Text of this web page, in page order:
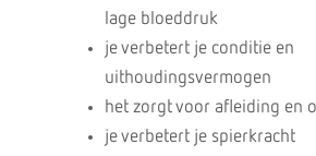
lage bloeddruk
je verbetert je conditie en
uithoudingsvermogen
het zorgt voor afleiding en
je verbetert je spierkracht